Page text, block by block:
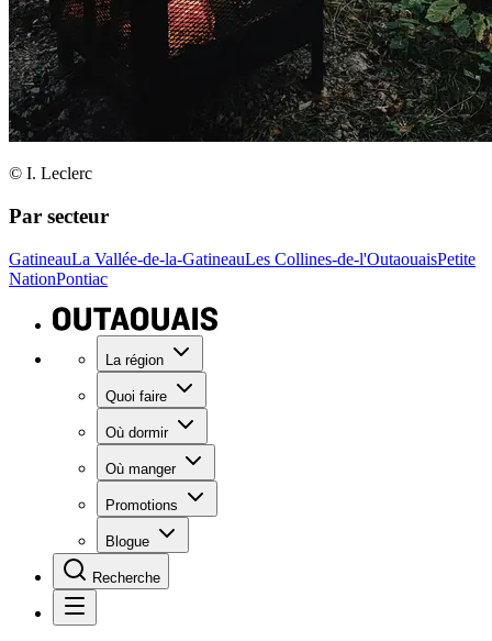
© I. Leclerc
Par secteur
GatineauLa Vallée-de-la-GatineauLes Collines-de-l'OutaouaisPetite
NationPontiac
La région
Quoi faire
Où dormir
Où manger
Promotions
Blogue
Recherche